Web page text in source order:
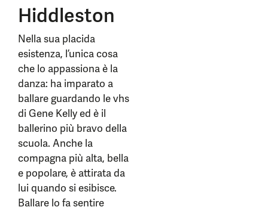
Hiddleston
Nella sua placida
esistenza, l’unica cosa
che lo appassiona è la
danza: ha imparato a
ballare guardando le vhs
di Gene Kelly ed è il
ballerino più bravo della
scuola. Anche la
compagna più alta, bella
e popolare, è attirata da
lui quando si esibisce.
Ballare lo fa sentire